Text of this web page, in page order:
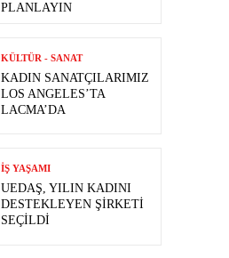
PLANLAYIN
KÜLTÜR - SANAT
KADIN SANATÇILARIMIZ
LOS ANGELES’TA
LACMA’DA
İŞ YAŞAMI
UEDAŞ, YILIN KADINI
DESTEKLEYEN ŞIRKETI
SEÇILDI